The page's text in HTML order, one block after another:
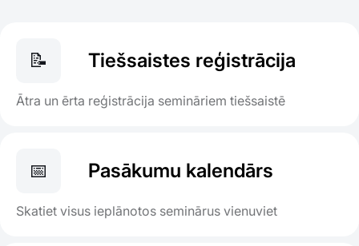
📝 Tiešsaistes reģistrācija
Ātra un ērta reģistrācija semināriem tiešsaistē
📅 Pasākumu kalendārs
Skatiet visus ieplānotos seminārus vienuviet